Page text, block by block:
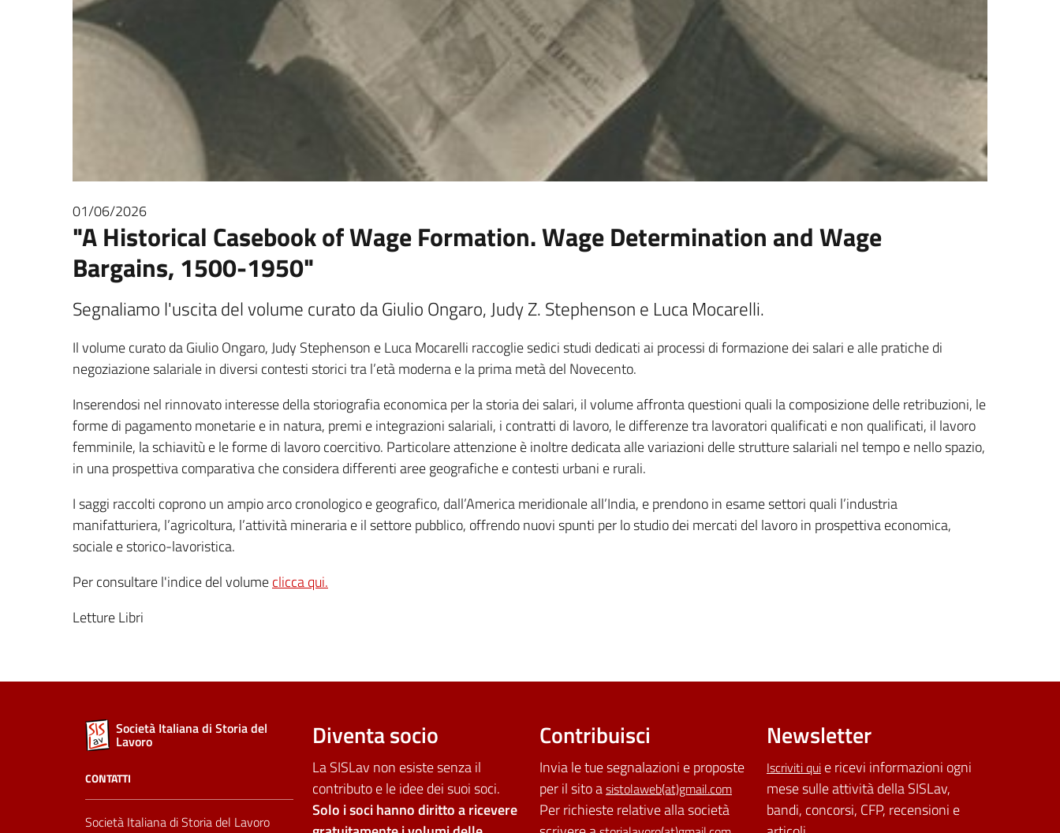
01/06/2026
"A Historical Casebook of Wage Formation. Wage Determination and Wage
Bargains, 1500-1950"
Segnaliamo l'uscita del volume curato da Giulio Ongaro, Judy Z. Stephenson e Luca Mocarelli.
Il volume curato da Giulio Ongaro, Judy Stephenson e Luca Mocarelli raccoglie sedici studi dedicati ai processi di formazione dei salari e alle pratiche di
negoziazione salariale in diversi contesti storici tra l’età moderna e la prima metà del Novecento.
Inserendosi nel rinnovato interesse della storiografia economica per la storia dei salari, il volume affronta questioni quali la composizione delle retribuzioni, le
forme di pagamento monetarie e in natura, premi e integrazioni salariali, i contratti di lavoro, le differenze tra lavoratori qualificati e non qualificati, il lavoro
femminile, la schiavitù e le forme di lavoro coercitivo. Particolare attenzione è inoltre dedicata alle variazioni delle strutture salariali nel tempo e nello spazio,
in una prospettiva comparativa che considera differenti aree geografiche e contesti urbani e rurali.
I saggi raccolti coprono un ampio arco cronologico e geografico, dall’America meridionale all’India, e prendono in esame settori quali l’industria
manifatturiera, l’agricoltura, l’attività mineraria e il settore pubblico, offrendo nuovi spunti per lo studio dei mercati del lavoro in prospettiva economica,
sociale e storico-lavoristica.
Per consultare l'indice del volumeclicca qui.
Letture Libri
Società Italiana di Storia del
Lavoro
CONTATTI
Società Italiana di Storia del Lavoro
Diventa socio
La SISLav non esiste senza il
contributo e le idee dei suoi soci.
Solo i soci hanno diritto a ricevere
Contribuisci
Invia le tue segnalazioni e proposte
per il sito asistolaweb(at)gmail.com
Per richieste relative alla società
Newsletter
Iscriviti quie ricevi informazioni ogni
mese sulle attività della SISLav,
bandi, concorsi, CFP, recensioni e